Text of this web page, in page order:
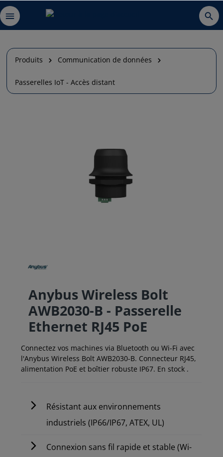
Produits Communication de données
Passerelles IoT - Accès distant
Anybus Wireless Bolt
AWB2030-B - Passerelle
Ethernet RJ45 PoE
Connectez vos machines via Bluetooth ou Wi-Fi avec
l'Anybus Wireless Bolt AWB2030-B. Connecteur RJ45,
alimentation PoE et boîtier robuste IP67. En stock .
Résistant aux environnements
industriels (IP66/IP67, ATEX, UL)
Connexion sans fil rapide et stable (Wi-